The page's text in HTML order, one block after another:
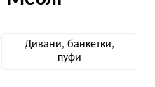
Дивани, банкетки,
пуфи